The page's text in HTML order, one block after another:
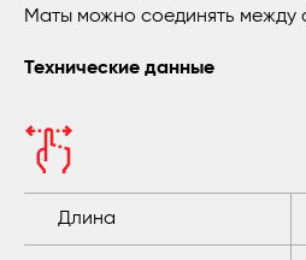
Маты можно соединять между
Технические данные
Длина